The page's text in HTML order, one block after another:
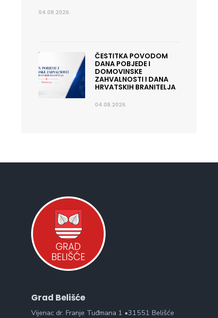
04.08.2026.
ČESTITKA POVODOM
DANA POBJEDE I
DOMOVINSKE
ZAHVALNOSTI I DANA
HRVATSKIH BRANITELJA
04.08.2026.
Grad Belišće
Vijenac dr. Franje Tuđmana 1 •31551 Belišće